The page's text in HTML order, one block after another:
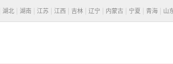
湖北 湖南 江苏 江西 吉林 辽宁 内蒙古 宁夏 青海 山